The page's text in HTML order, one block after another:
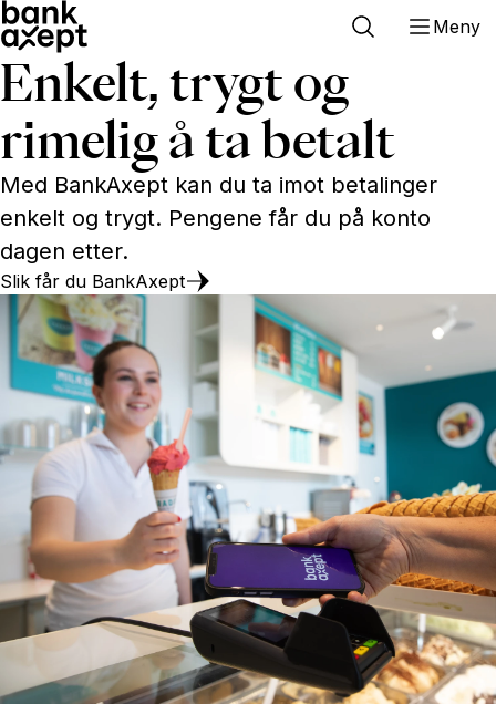
Meny
Enkelt, trygt og
rimelig å ta betalt
Med BankAxept kan du ta imot betalinger
enkelt og trygt. Pengene får du på konto
dagen etter.
Slik får du BankAxept